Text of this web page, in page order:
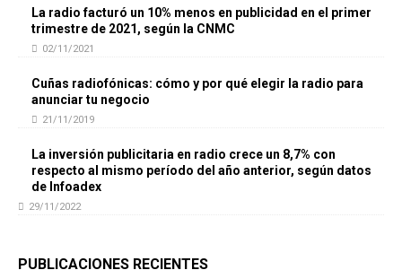
La radio facturó un 10% menos en publicidad en el primer
trimestre de 2021, según la CNMC
02/11/2021
Cuñas radiofónicas: cómo y por qué elegir la radio para
anunciar tu negocio
21/11/2019
La inversión publicitaria en radio crece un 8,7% con
respecto al mismo período del año anterior, según datos
de Infoadex
29/11/2022
PUBLICACIONES RECIENTES